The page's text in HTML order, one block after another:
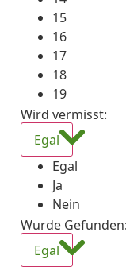
15
16
17
18
19
Wird vermisst:
Egal
Egal
Ja
Nein
Wurde Gefunden:
Egal